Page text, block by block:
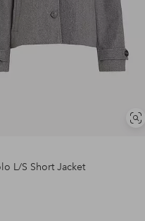
Se
L/S Short Jacket